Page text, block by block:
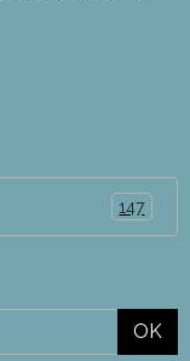
147
OK